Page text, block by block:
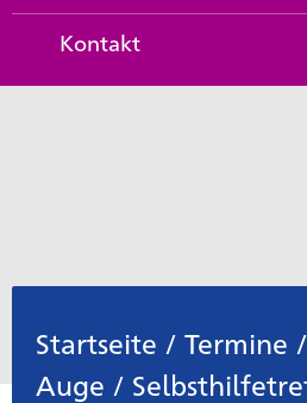
Kontakt
Startseite / Termine /
Auge /